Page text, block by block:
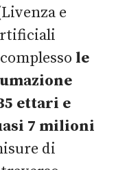
e
le
ettari e
7 milioni
di